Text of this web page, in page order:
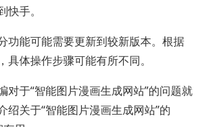
手。
功能可能需要更新到较新版本。根据
具体操作步骤可能有所不同。
对于“智能图片漫画生成网站”的问题就
绍关于“智能图片漫画生成网站”的